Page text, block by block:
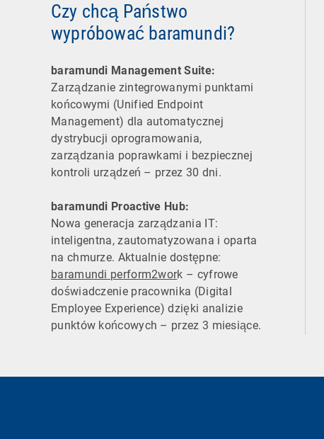
Czy chcą Państwo
wypróbować baramundi?
baramundi Management Suite:
Zarządzanie zintegrowanymi punktami
końcowymi (Unified Endpoint
Management) dla automatycznej
dystrybucji oprogramowania,
zarządzania poprawkami i bezpiecznej
kontroli urządzeń – przez 30 dni.
baramundi Proactive Hub:
Nowa generacja zarządzania IT:
inteligentna, zautomatyzowana i oparta
na chmurze. Aktualnie dostępne:
baramundi perform2work – cyfrowe
doświadczenie pracownika (Digital
Employee Experience) dzięki analizie
punktów końcowych – przez 3 miesiące.